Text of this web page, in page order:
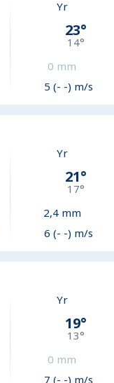
Yr
23°
14°
0 mm
5 (- -) m/s
Yr
21°
17°
2,4mm
6 (- -) m/s
Yr
19°
13°
0 mm
7 (- -) m/s